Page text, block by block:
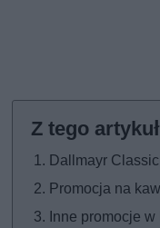
Dallmayr
Promocja na
Inne promocje